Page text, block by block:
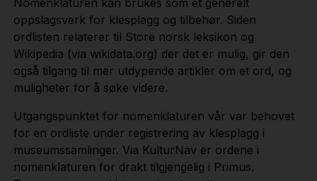
oppslagsverk for klesplagg og tilbehør. Siden
ordlisten relaterer til Store norsk leksikon og
Wikipedia (via wikidata.org) der det er mulig, gir den
også tilgang til mer utdypende artikler om et ord, og
muligheter for å søke videre.
Utgangspunktet for nomenklaturen vår var behovet
for en ordliste under registrering av klesplagg i
museumssamlinger. Via KulturNav er ordene i
nomenklaturen for drakt tilgjengelig i Primus.